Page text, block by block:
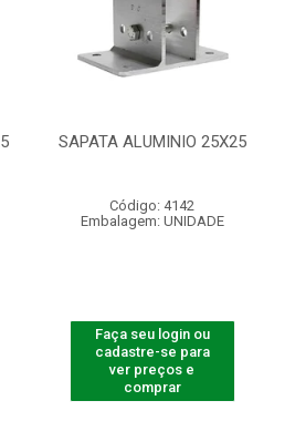
SAPATA ALUMINIO 25X25
Código: 4142
Embalagem: UNIDADE
Faça seu login ou
cadastre-se para
ver preços e
comprar